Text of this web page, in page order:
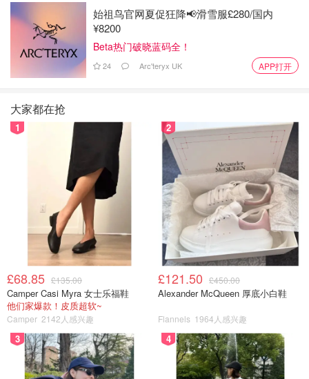
冲泡方法：见包装
第一步：选取奶茶包一条25g
第二步：加入150ml温开水（约60°C)冲调
第三步：搅拌均匀即可
始祖鸟官网夏促狂降📢滑雪服£280/国内
¥8200
Beta热门破晓蓝码全！
24 Arc'teryx UK APP打开
大家都在抢
1
£68.85 £135.00
Camper Casi Myra 女士乐福鞋
他们家爆款！皮质超软~
Camper 2142人感兴趣
2
£121.50 £450.00
Alexander McQueen 厚底小白鞋
Flannels 1964人感兴趣
3 4